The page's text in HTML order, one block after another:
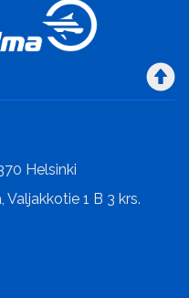
Helsinki
Valjakkotie 1 B 3 krs.